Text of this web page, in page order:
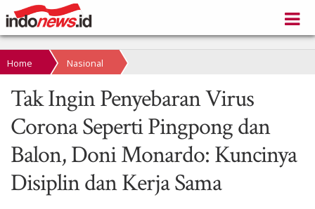
Home Nasional
Tak Ingin Penyebaran Virus
Corona Seperti Pingpong dan
Balon, Doni Monardo: Kuncinya
Disiplin dan Kerja Sama